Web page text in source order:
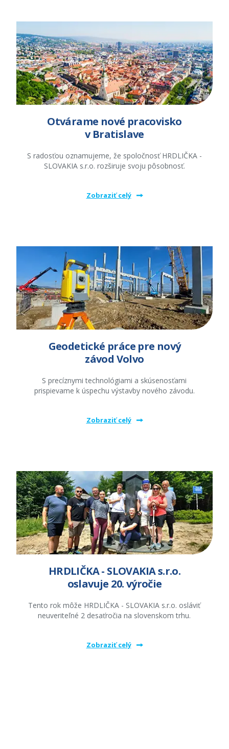
Otvárame nové pracovisko
v Bratislave
S radosťou oznamujeme, že spoločnosť HRDLIČKA -
SLOVAKIA s.r.o. rozširuje svoju pôsobnosť.
Zobraziť celý
Geodetické práce pre nový
závod Volvo
S precíznymi technológiami a skúsenosťami
prispievame k úspechu výstavby nového závodu.
Zobraziť celý
HRDLIČKA - SLOVAKIA s.r.o.
oslavuje 20. výročie
Tento rok môže HRDLIČKA - SLOVAKIA s.r.o. osláviť
neuveriteľné 2 desaťročia na slovenskom trhu.
Zobraziť celý